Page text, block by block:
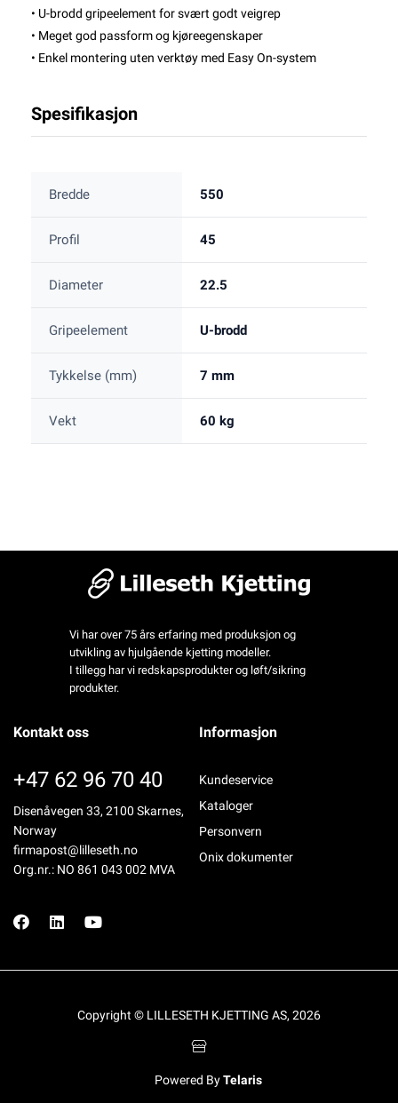
• U-brodd gripeelement for svært godt veigrep
• Meget god passform og kjøreegenskaper
• Enkel montering uten verktøy med Easy On-system
Spesifikasjon
Bredde 550
Profil 45
Diameter 22.5
Gripeelement U-brodd
Tykkelse (mm) 7 mm
Vekt 60 kg
Vi har over 75 års erfaring med produksjon og
utvikling av hjulgående kjetting modeller.
I tillegg har vi redskapsprodukter og løft/sikring
produkter.
Kontakt oss
+47 62 96 70 40
Disenåvegen 33, 2100 Skarnes,
Norway
firmapost@lilleseth.no
Org.nr.: NO 861 043 002 MVA
Informasjon
Kundeservice
Kataloger
Personvern
Onix dokumenter
Copyright © LILLESETH KJETTING AS, 2026
Powered ByTelaris